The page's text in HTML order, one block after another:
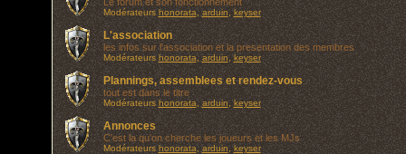
Modérateurs honorata ,arduin ,keyser
L'association
les infos sur l'association et la presentation des membres
Modérateurs honorata ,arduin ,keyser
Plannings, assemblees et rendez-vous
tout est dans le titre
Modérateurs honorata ,arduin ,keyser
Annonces
C'est la qu'on cherche les joueurs et les MJs
Modérateurs honorata ,arduin ,keyser